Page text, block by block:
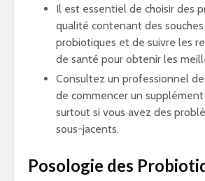
Il est essentiel de choisir des
qualité contenant des
probiotiques et de suivre les
de santé pour obtenir les
Consultez un professionnel
de commencer un
surtout si vous avez des
sous-jacents.
Posologie des